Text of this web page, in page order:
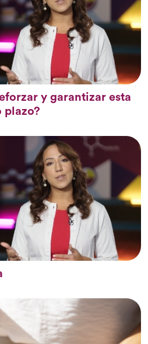
y garantizar esta
plazo?